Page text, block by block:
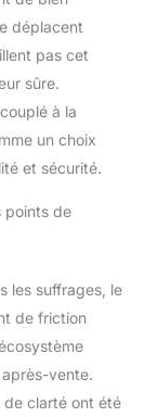
déplacent
pas cet
sûre.
à la
un choix
et sécurité.
points de
les suffrages, le
de friction
vente.
de clarté ont été